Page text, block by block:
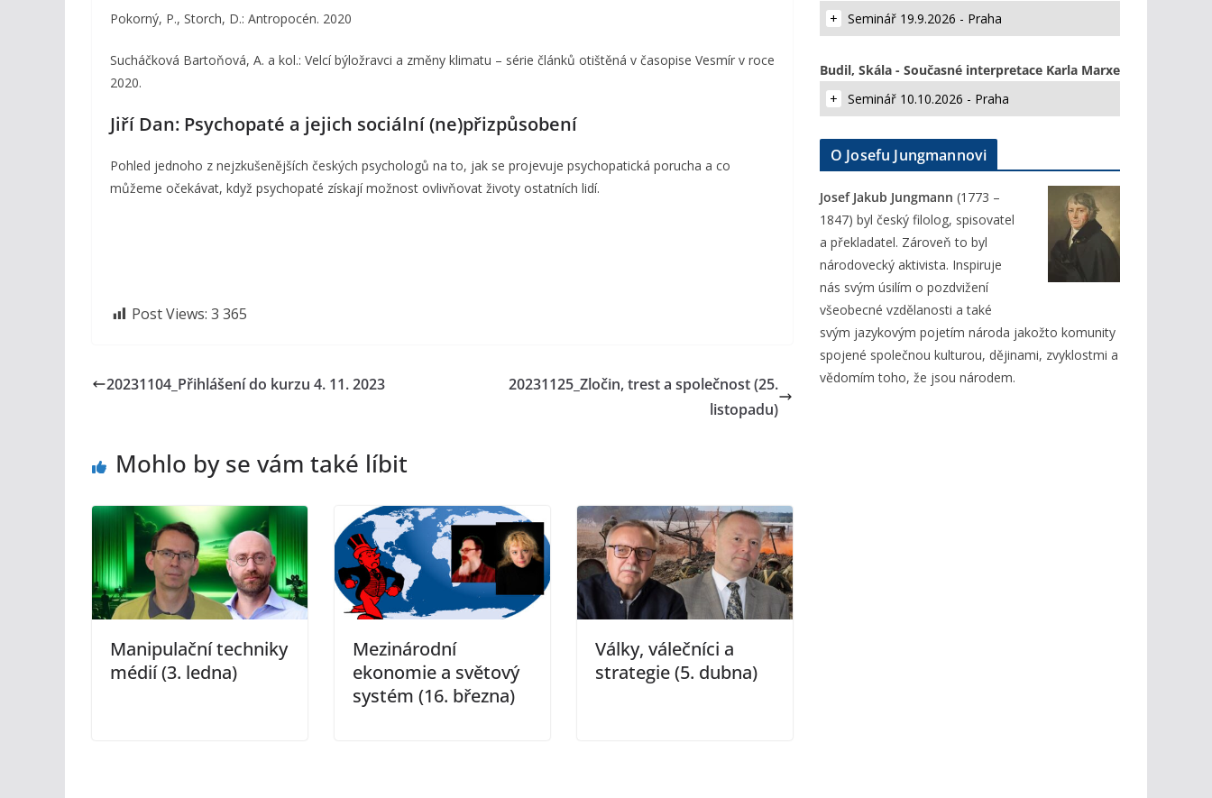
Pokorný, P., Storch, D.: Antropocén. 2020
Sucháčková Bartoňová, A. a kol.: Velcí býložravci a změny klimatu – série článků otištěná v časopise Vesmír v roce
2020.
Jiří Dan: Psychopaté a jejich sociální (ne)přizpůsobení
Pohled jednoho z nejzkušenějších českých psychologů na to, jak se projevuje psychopatická porucha a co
můžeme očekávat, když psychopaté získají možnost ovlivňovat životy ostatních lidí.
Post Views: 3 365
20231104_Přihlášení do kurzu 4. 11. 2023
20231125_Zločin, trest a společnost (25.
listopadu)
Mohlo by se vám také líbit
Manipulační techniky
médií (3. ledna)
Mezinárodní
ekonomie a světový
systém (16. března)
Války, válečníci a
strategie (5. dubna)
Seminář 19.9.2026 - Praha
Budil, Skála - Současné interpretace Karla Marxe
Seminář 10.10.2026 - Praha
O Josefu Jungmannovi
Josef Jakub Jungmann (1773 –
1847) byl český filolog, spisovatel
a překladatel. Zároveň to byl
národovecký aktivista. Inspiruje
nás svým úsilím o pozdvižení
všeobecné vzdělanosti a také
svým jazykovým pojetím národa jakožto komunity
spojené společnou kulturou, dějinami, zvyklostmi a
vědomím toho, že jsou národem.